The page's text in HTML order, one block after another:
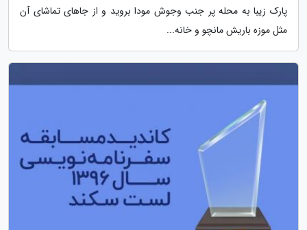
پارک زیبا به محله پر جنب وجوش مودا بروید و از جاهای تماشای آن
مثل موزه باریش مانچو و خانه...